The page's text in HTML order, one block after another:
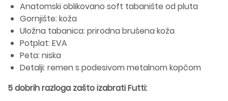
Anatomski oblikovano soft tabanište od pluta
Gornjište: koža
Uložna tabanica: prirodna brušena koža
Potplat: EVA
Peta: niska
Detalji: remen s podesivom metalnom kopčom
5 dobrih razloga zašto izabrati Futti: